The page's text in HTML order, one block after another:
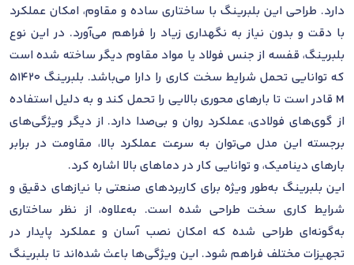
دارد. طراحی این بلبرینگ با ساختاری ساده و مقاوم، امکان عملکرد
با دقت و بدون نیاز به نگهداری زیاد را فراهم می‌آورد. در این نوع
بلبرینگ، قفسه از جنس فولاد یا مواد مقاوم دیگر ساخته شده است
که توانایی تحمل شرایط سخت کاری را دارا می‌باشد. بلبرینگ 51420
M قادر است تا بارهای محوری بالایی را تحمل کند و به دلیل استفاده
از گوی‌های فولادی، عملکرد روان و بی‌صدا دارد. از دیگر ویژگی‌های
برجسته این مدل می‌توان به سرعت عملکرد بالا، مقاومت در برابر
بارهای دینامیک، و توانایی کار در دماهای بالا اشاره کرد.
این بلبرینگ به‌طور ویژه برای کاربردهای صنعتی با نیازهای دقیق و
شرایط کاری سخت طراحی شده است. به‌علاوه، از نظر ساختاری
به‌گونه‌ای طراحی شده که امکان نصب آسان و عملکرد پایدار در
تجهیزات مختلف فراهم شود. این ویژگی‌ها باعث شده‌اند تا بلبرینگ